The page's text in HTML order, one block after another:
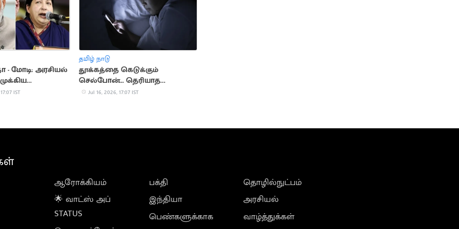
- மோடி: அரசியல்
IST
தமிழ் நாடு
தூக்கத்தை கெடுக்கும்
செல்போன்... தெரியாத
ஆபத்துகள்
Jul 16, 2026, 17:07 IST
ஆரோக்கியம்
🌟 வாட்ஸ் அப்
STATUS
பக்தி
இந்தியா
பெண்களுக்காக
தொழில்நுட்பம்
அரசியல்
வாழ்த்துக்கள்